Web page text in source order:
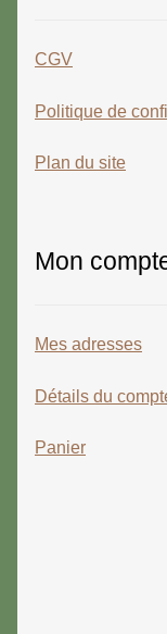
CGV
Politique de
Plan du site
Mon
Mes adresses
Détails du
Panier